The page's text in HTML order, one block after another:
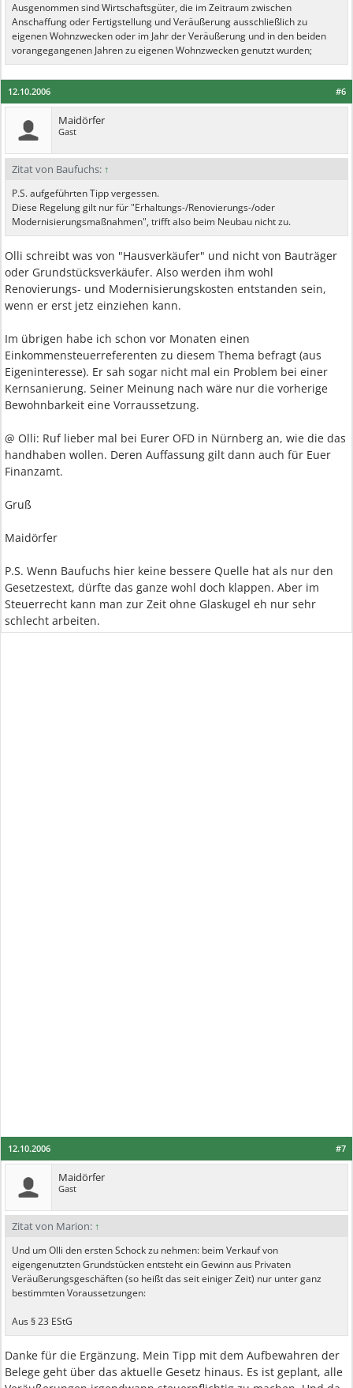
Ausgenommen sind Wirtschaftsgüter, die im Zeitraum zwischen
Anschaffung oder Fertigstellung und Veräußerung ausschließlich zu
eigenen Wohnzwecken oder im Jahr der Veräußerung und in den beiden
vorangegangenen Jahren zu eigenen Wohnzwecken genutzt wurden;
#6
12.10.2006
Maidörfer
Gast
Zitat von Baufuchs: ↑
P.S. aufgeführten Tipp vergessen.
Diese Regelung gilt nur für "Erhaltungs-/Renovierungs-/oder
Modernisierungsmaßnahmen", trifft also beim Neubau nicht zu.
Olli schreibt was von "Hausverkäufer" und nicht von Bauträger
oder Grundstücksverkäufer. Also werden ihm wohl
Renovierungs- und Modernisierungskosten entstanden sein,
wenn er erst jetz einziehen kann.
Im übrigen habe ich schon vor Monaten einen
Einkommensteuerreferenten zu diesem Thema befragt (aus
Eigeninteresse). Er sah sogar nicht mal ein Problem bei einer
Kernsanierung. Seiner Meinung nach wäre nur die vorherige
Bewohnbarkeit eine Vorraussetzung.
@ Olli: Ruf lieber mal bei Eurer OFD in Nürnberg an, wie die das
handhaben wollen. Deren Auffassung gilt dann auch für Euer
Finanzamt.
Gruß
Maidörfer
P.S. Wenn Baufuchs hier keine bessere Quelle hat als nur den
Gesetzestext, dürfte das ganze wohl doch klappen. Aber im
Steuerrecht kann man zur Zeit ohne Glaskugel eh nur sehr
schlecht arbeiten.
#7
12.10.2006
Maidörfer
Gast
Zitat von Marion: ↑
Und um Olli den ersten Schock zu nehmen: beim Verkauf von
eigengenutzten Grundstücken entsteht ein Gewinn aus Privaten
Veräußerungsgeschäften (so heißt das seit einiger Zeit) nur unter ganz
bestimmten Voraussetzungen:
Aus § 23 EStG
Danke für die Ergänzung. Mein Tipp mit dem Aufbewahren der
Belege geht über das aktuelle Gesetz hinaus. Es ist geplant, alle